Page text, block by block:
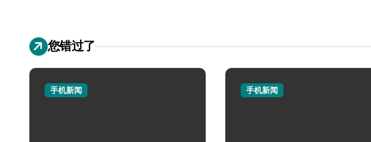
您错过了
手机新闻 手机新闻